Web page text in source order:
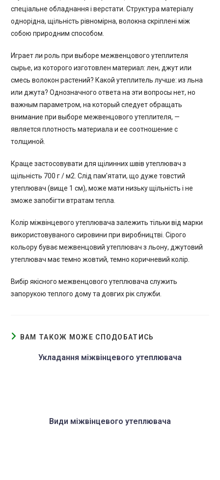
спеціальне обладнання і верстати. Структура матеріалу
однорідна, щільність рівномірна, волокна скріплені між
собою природним способом.
Играет ли роль при выборе межвенцового утеплителя
сырье, из которого изготовлен материал: лен, джут или
смесь волокон растений? Какой утеплитель лучше: из льна
или джута? Однозначного ответа на эти вопросы нет, но
важным параметром, на который следует обращать
внимание при выборе межвенцового утеплителя, —
является плотность материала и ее соотношение с
толщиной.
Краще застосовувати для щілинних швів утеплювач з
щільність 700 г / м2. Слід пам'ятати, що дуже товстий
утеплювач (вище 1 см), може мати низьку щільність і не
зможе запобігти втратам тепла.
Колір міжвінцевого утеплювача залежить тільки від марки
використовуваного сировини при виробництві. Сірого
кольору буває межвенцовий утеплювач з льону, джутовий
утеплювач має темно жовтий, темно коричневий колір.
Вибір якісного межвенцового утеплювача служить
запорукою теплого дому та довгих рік служби.
ВАМ ТАКОЖ МОЖЕ СПОДОБАТИСЬ
Укладання міжвінцевого утеплювача
Види міжвінцевого утеплювача